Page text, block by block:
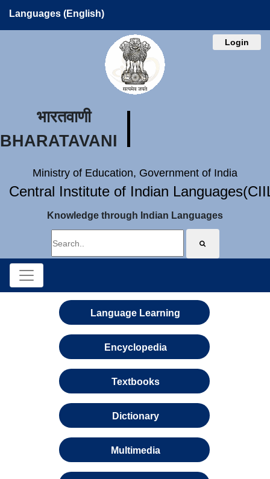
Languages (English)
Login
भारतवाणी
BHARATAVANI
Ministry of Education, Government of India
Central Institute of Indian
Knowledge through Indian Languages
Language Learning
Encyclopedia
Textbooks
Dictionary
Multimedia